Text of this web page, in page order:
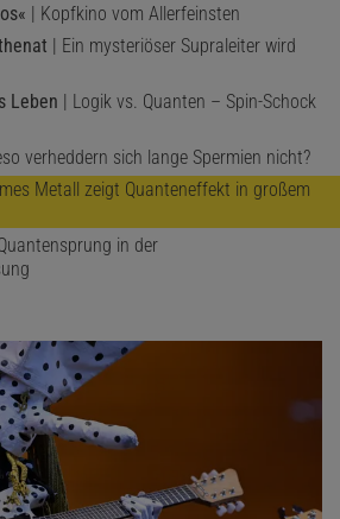
| Kopfkino vom Allerfeinsten
| Ein mysteriöser Supraleiter wird
Leben | Logik vs. Quanten – Spin-Schock
verheddern sich lange Spermien nicht?
Metall zeigt Quanteneffekt in großem
in der